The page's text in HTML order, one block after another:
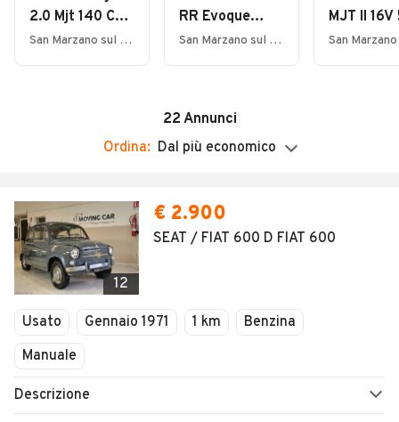
Domenica
Chiuso
2.0 Mjt 140 CV
4WD
San Marzano sul Sarno (SA)
RR Evoque
2.0D 180 CV
San Marzano sul Sarno (SA)
MJT II 16V
Lounge
22 Annunci
Ordina: Dal più economico
12
€ 2.900
SEAT / FIAT 600 D FIAT 600
Usato Gennaio 1971 1 km
Benzina
Manuale
Descrizione